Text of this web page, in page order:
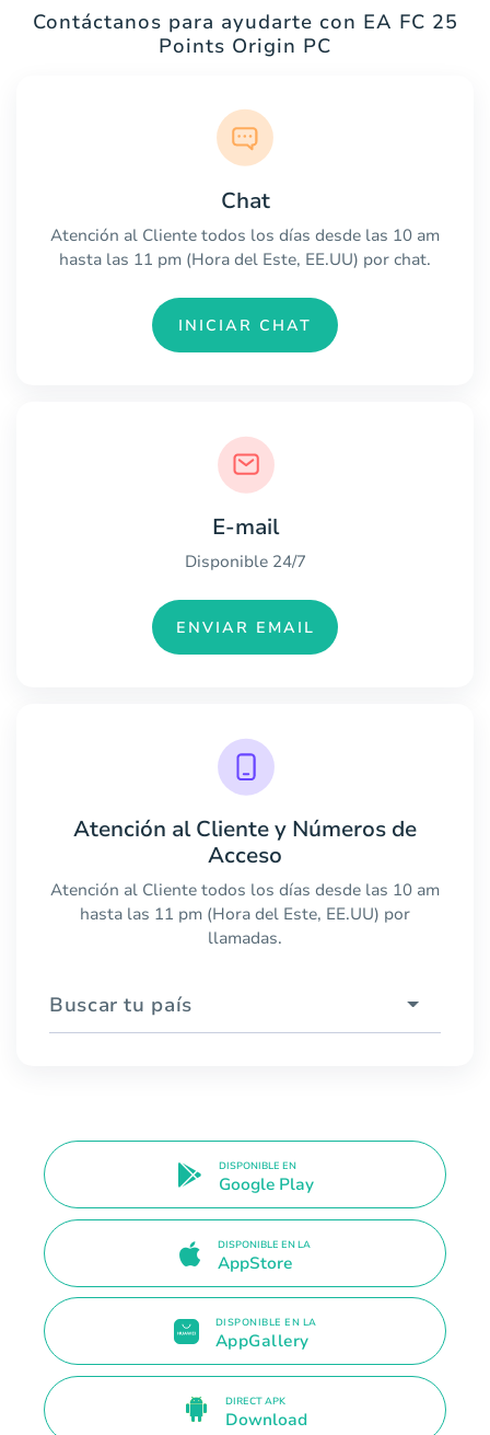
Contáctanos para ayudarte con EA FC 25
Points Origin PC
Chat
Atención al Cliente todos los días desde las 10 am
hasta las 11 pm (Hora del Este, EE.UU) por chat.
INICIAR CHAT
E-mail
Disponible 24/7
ENVIAR EMAIL
Atención al Cliente y Números de
Acceso
Atención al Cliente todos los días desde las 10 am
hasta las 11 pm (Hora del Este, EE.UU) por
llamadas.
Buscar tu país
DISPONIBLE EN
Google Play
DISPONIBLE EN LA
AppStore
DISPONIBLE EN LA
AppGallery
DIRECT APK
Download